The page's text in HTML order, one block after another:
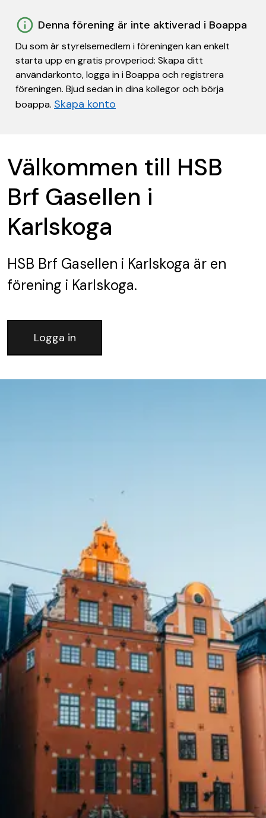
Denna förening är inte aktiverad i Boappa
Du som är styrelsemedlem i föreningen kan enkelt
starta upp en gratis provperiod: Skapa ditt
användarkonto, logga in i Boappa och registrera
föreningen. Bjud sedan in dina kollegor och börja
boappa. Skapa konto
Välkommen till HSB
Brf Gasellen i
Karlskoga
HSB Brf Gasellen i Karlskoga är en
förening i Karlskoga.
Logga in